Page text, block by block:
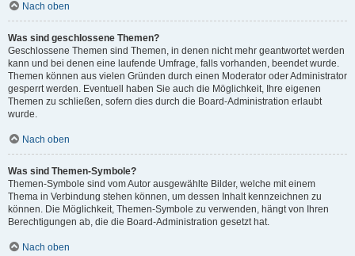
Nach oben
Was sind geschlossene Themen?
Geschlossene Themen sind Themen, in denen nicht mehr geantwortet werden
kann und bei denen eine laufende Umfrage, falls vorhanden, beendet wurde.
Themen können aus vielen Gründen durch einen Moderator oder Administrator
gesperrt werden. Eventuell haben Sie auch die Möglichkeit, Ihre eigenen
Themen zu schließen, sofern dies durch die Board-Administration erlaubt
wurde.
Nach oben
Was sind Themen-Symbole?
Themen-Symbole sind vom Autor ausgewählte Bilder, welche mit einem
Thema in Verbindung stehen können, um dessen Inhalt kennzeichnen zu
können. Die Möglichkeit, Themen-Symbole zu verwenden, hängt von Ihren
Berechtigungen ab, die die Board-Administration gesetzt hat.
Nach oben